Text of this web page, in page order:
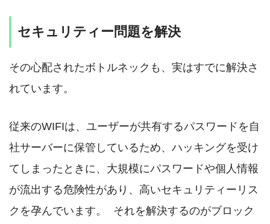
セキュリティー問題を解決
その心配されたボトルネックも、実はすでに解決さ
れています。
従来のWIFIは、ユーザーが共有するパスワードを自
社サーバーに保管しているため、ハッキングを受け
てしまったときに、大規模にパスワードや個人情報
が流出する危険性があり、高いセキュリティーリス
クを孕んでいます。 それを解決するのがブロック